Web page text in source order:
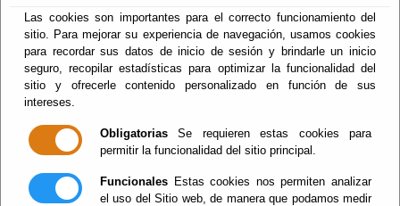
Las cookies son importantes para el correcto funcionamiento del
sitio. Para mejorar su experiencia de navegación, usamos cookies
para recordar sus datos de inicio de sesión y brindarle un inicio
seguro, recopilar estadísticas para optimizar la funcionalidad del
sitio y ofrecerle contenido personalizado en función de sus
intereses.
Obligatorias Se requieren estas cookies para
permitir la funcionalidad del sitio principal.
Funcionales Estas cookies nos permiten analizar
el uso del Sitio web, de manera que podamos medir
Inicio - Iniciativas Europeas - Noticias
Administración
Agriturismo